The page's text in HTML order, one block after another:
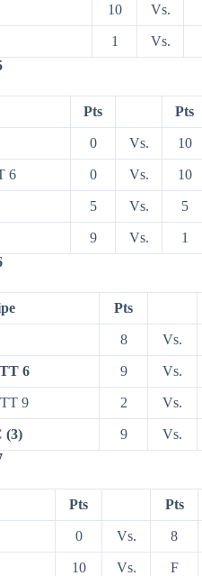
10 Vs.
1 Vs.
Pts Pts
0 Vs. 10
6 0 Vs. 10
5 Vs. 5
9 Vs. 1
Pts
8 Vs.
6 9 Vs.
9 2 Vs.
(3) 9 Vs.
Pts Pts
0 Vs. 8
10 Vs. F